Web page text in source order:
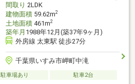
間取り 2LDK
建物面積59.62m2
土地面積461m2
築年月 1988年12月(築37年9ヶ月)
外房線 太東駅 徒歩27分
千葉県いすみ市岬町中滝
駐車場あり
駐車2台